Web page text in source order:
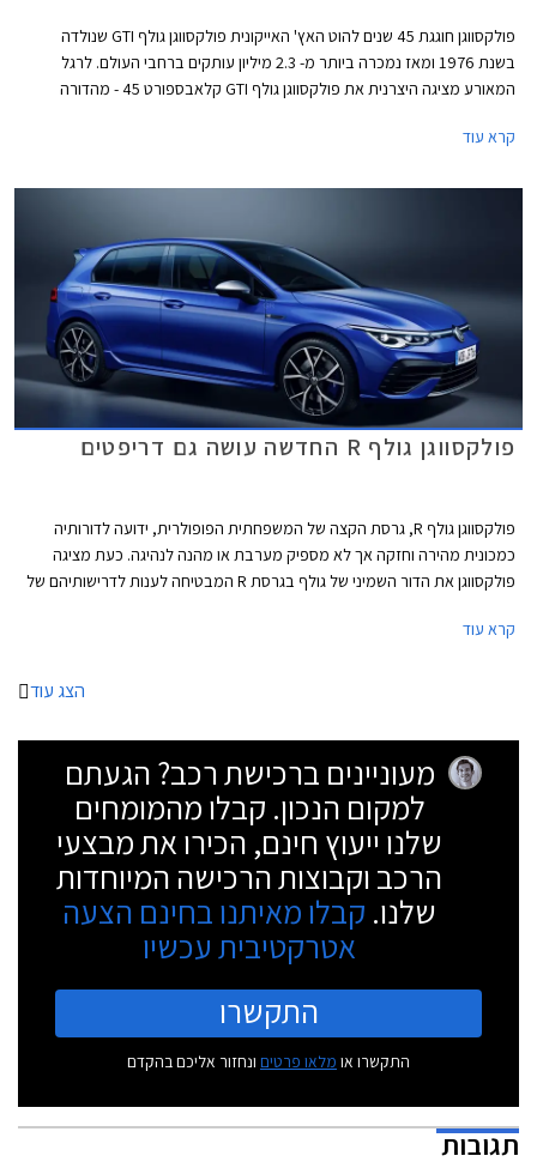
פולקסווגן חוגגת 45 שנים להוט האץ' האייקונית פולקסווגן גולף GTI שנולדה
בשנת 1976 ומאז נמכרה ביותר מ- 2.3 מיליון עותקים ברחבי העולם. לרגל
המאורע מציגה היצרנית את פולקסווגן גולף GTI קלאבספורט 45 - מהדורה
אדום, ספוילר אחורי מוגדל, מראות בצבע שחור מבריק, ומדבקות מעוצבות
קרא עוד
פולקסווגן גולף R החדשה עושה גם דריפטים
פולקסווגן גולף R, גרסת הקצה של המשפחתית הפופולרית, ידועה לדורותיה
כמכונית מהירה וחזקה אך לא מספיק מערבת או מהנה לנהיגה. כעת מציגה
פולקסווגן את הדור השמיני של גולף בגרסת R המבטיחה לענות לדרישותיהם של
קרא עוד
הצג עוד
מעוניינים ברכישת רכב? הגעתם
למקום הנכון. קבלו מהמומחים
שלנו ייעוץ חינם, הכירו את מבצעי
הרכב וקבוצות הרכישה המיוחדות
שלנו. קבלו מאיתנו בחינם הצעה
אטרקטיבית עכשיו
התקשרו
התקשרו או מלאו פרטים ונחזור אליכם בהקדם
תגובות